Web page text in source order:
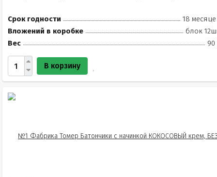
Срок годности
18
Вложений в коробке
блок
Вес
90
В корзину